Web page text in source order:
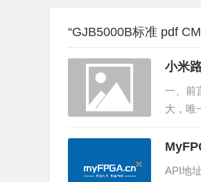
“GJB5000B标准 pdf
小米
一、前
大，唯
巴掌大
API地